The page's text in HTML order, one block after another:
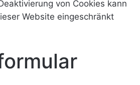
von Cookies kann
Website eingeschränkt